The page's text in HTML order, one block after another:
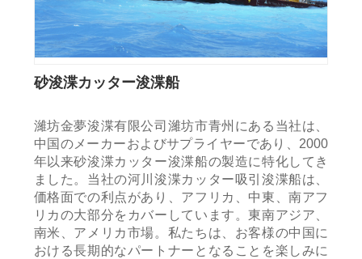
砂浚渫カッター浚渫船
濰坊金夢浚渫有限公司濰坊市青州にある当社は、
中国のメーカーおよびサプライヤーであり、2000
年以来砂浚渫カッター浚渫船の製造に特化してき
ました。当社の河川浚渫カッター吸引浚渫船は、
価格面での利点があり、アフリカ、中東、南アフ
リカの大部分をカバーしています。東南アジア、
南米、アメリカ市場。私たちは、お客様の中国に
おける長期的なパートナーとなることを楽しみに